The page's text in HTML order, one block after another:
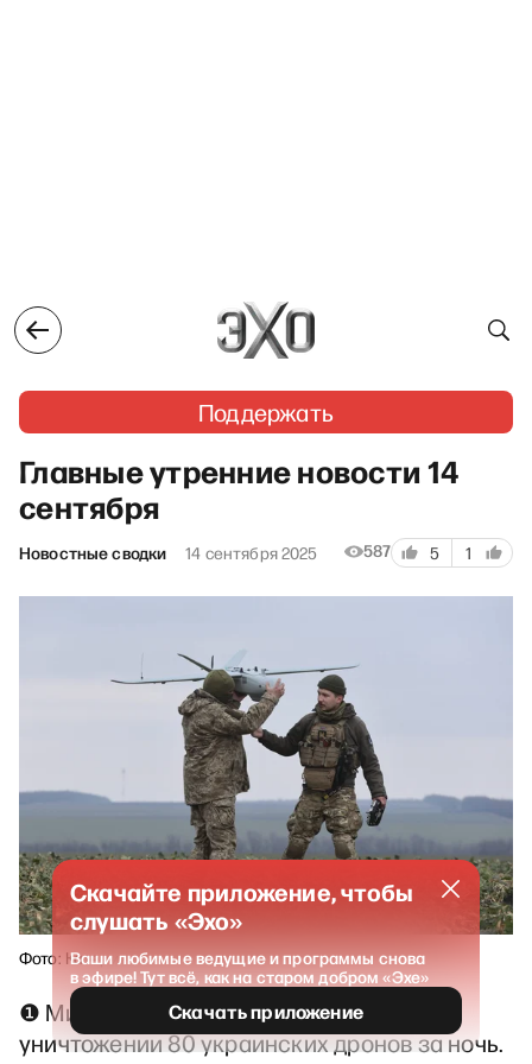
Поддержать
Главные утренние новости 14
сентября
Новостные сводки 14 сентября 2025 587 5 1
Фото: Катерина Клочко / PAP / EPA
❶ Минобороны России заявило об
уничтожении 80 украинских дронов за ночь.
Скачайте приложение, чтобы
слушать «Эхо»
Ваши любимые ведущие и программы снова
в эфире! Тут всё, как на старом добром «Эхе»
Скачать приложение